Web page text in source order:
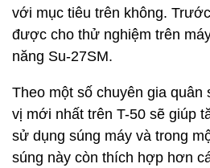
với mục tiêu trên không.
được cho thử nghiệm trên
năng Su-27SM.
Theo một số chuyên gia quân
vị mới nhất trên T-50 sẽ giúp
sử dụng súng máy và trong
súng này còn thích hợp hơn